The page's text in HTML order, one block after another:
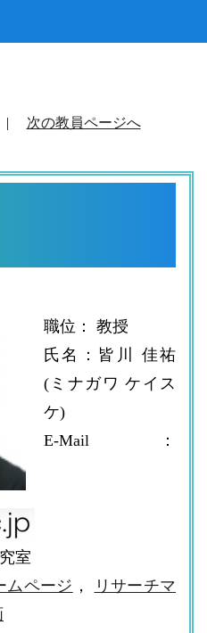
次の教員ページへ
職位： 教授
氏名：皆川 佳祐
(ミナガワ ケイス
ケ)
E-Mail：
室
ムページ ，
リサーチマ